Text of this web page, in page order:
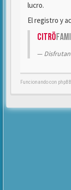
lucro.
El registro y
Citrö
Funcionando con